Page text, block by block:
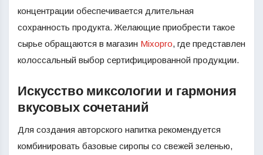
концентрации обеспечивается длительная
сохранность продукта. Желающие приобрести такое
сырье обращаются в магазин Mixopro, где представлен
колоссальный выбор сертифицированной продукции.
Искусство миксологии и гармония
вкусовых сочетаний
Для создания авторского напитка рекомендуется
комбинировать базовые сиропы со свежей зеленью,